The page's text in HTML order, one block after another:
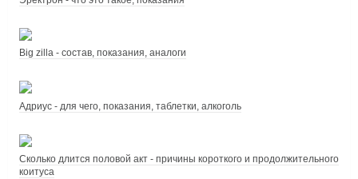
Big zilla - состав, показания, аналоги
Адриус - для чего, показания, таблетки, алкоголь
Сколько длится половой акт - причины короткого и продолжительного
коитуса